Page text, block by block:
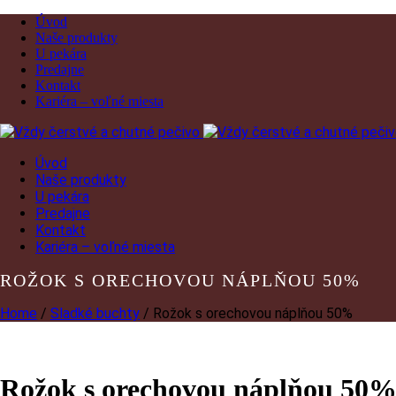
Úvod
Naše produkty
U pekára
Predajne
Kontakt
Kariéra – voľné miesta
Úvod
Naše produkty
U pekára
Predajne
Kontakt
Kariéra – voľné miesta
ROŽOK S ORECHOVOU NÁPLŇOU 50%
Home / Sladké buchty / Rožok s orechovou náplňou 50%
Rožok s orechovou náplňou 50%